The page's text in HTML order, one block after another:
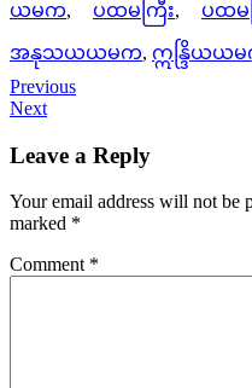
ယမက, ပထမကြီး, ပထမ
အနုသယယမက, ဣန္ဒြိယယ
Previous
Next
Leave a Reply
Your email address will not be
marked *
Comment *